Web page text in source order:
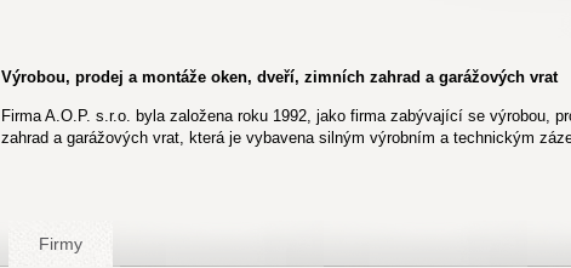
Výrobou, prodej a montáže oken, dveří, zimních zahrad a garážových vrat
Firma A.O.P. s.r.o. byla založena roku 1992, jako firma zabývající se výrobou,
zahrad a garážových vrat, která je vybavena silným výrobním a technickým
Firmy